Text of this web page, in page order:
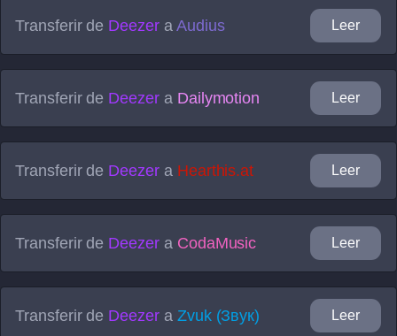
Transferir de Deezera Audius Leer
Transferir de Deezera Dailymotion Leer
Transferir de Deezera Hearthis.at Leer
Transferir de Deezera CodaMusic Leer
Transferir de Deezera Zvuk (Звук) Leer